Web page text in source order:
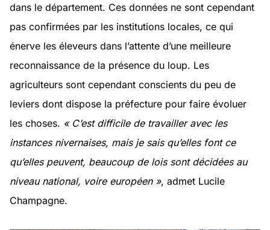
dans le département. Ces données ne sont cependant
pas confirmées par les institutions locales, ce qui
énerve les éleveurs dans l’attente d’une meilleure
reconnaissance de la présence du loup. Les
agriculteurs sont cependant conscients du peu de
leviers dont dispose la préfecture pour faire évoluer
les choses. « C’est difficile de travailler avec les
instances nivernaises, mais je sais qu’elles font ce
qu’elles peuvent, beaucoup de lois sont décidées au
niveau national, voire européen », admet Lucile
Champagne.